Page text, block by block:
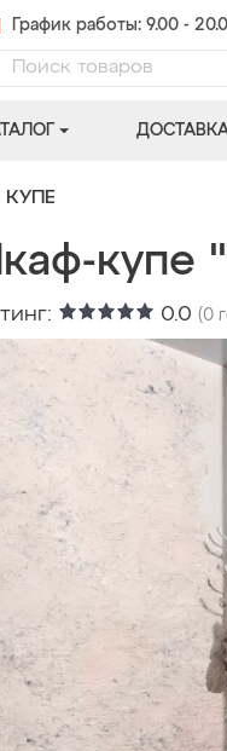
График работы: 9.00 -
купе
0.0 (0